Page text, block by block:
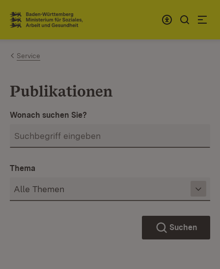
Zum Inhalt springen
Link zur Startseite
Service
Publikationen
Wonach suchen Sie?
Thema
Suchen